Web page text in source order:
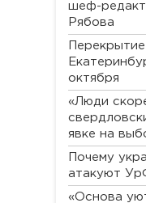
шеф-
Рябова
октября
«Люди
явке на
Почему
атакуют
«Основа